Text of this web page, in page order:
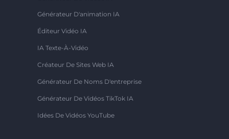
Générateur D'animation IA
Éditeur Vidéo IA
IA Texte-À-Vidéo
Créateur De Sites Web IA
Générateur De Noms D'entreprise
Générateur De Vidéos TikTok IA
Idées De Vidéos YouTube